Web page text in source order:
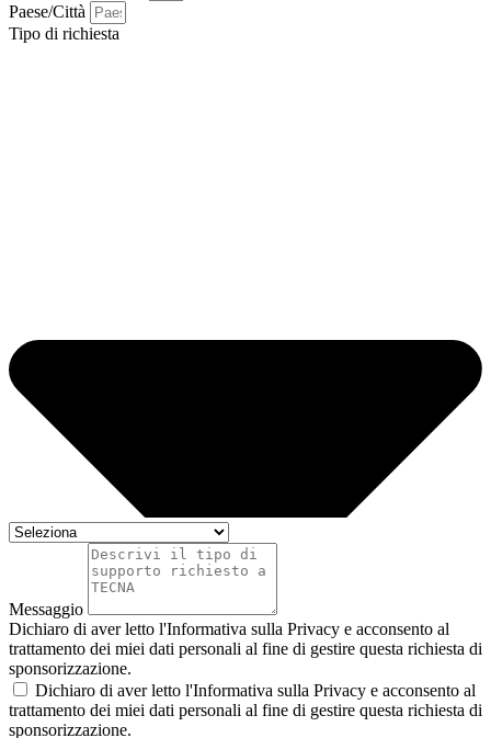
Paese/Città
Tipo di richiesta
Messaggio
Dichiaro di aver letto l'Informativa sulla Privacy e acconsento al
trattamento dei miei dati personali al fine di gestire questa richiesta di
sponsorizzazione.
Dichiaro di aver letto l'Informativa sulla Privacy e acconsento al
trattamento dei miei dati personali al fine di gestire questa richiesta di
sponsorizzazione.